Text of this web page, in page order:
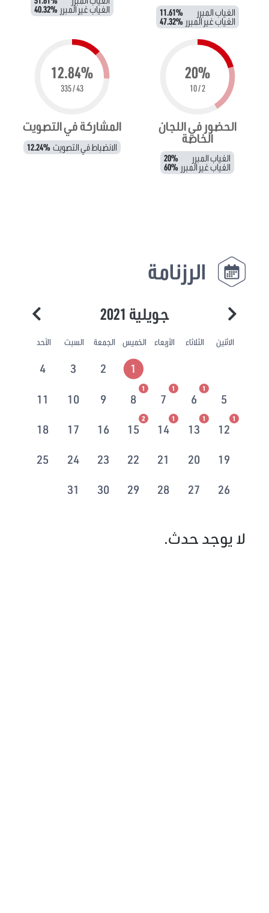
الغياب المبرر 11.61%
الغياب غير المبرر 47.32%
الغياب غير المبرر 40.32%
20%
2 / 10
الحضور في اللجان
الخاصة
الغياب المبرر 20%
الغياب غير المبرر 60%
12.84%
43 / 335
المشاركة في التصويت
الانضباط في التصويت 12.24%
الرزنامة
جويلية 2021
الاثنين الثلاثاء الأربعاء الخميس الجمعة السبت الأحد
1
2
3
4
5
6
1
7
1
8
1
9
10
11
12
1
13
1
14
1
15
2
16
17
18
19
20
21
22
23
24
25
26
27
28
29
30
31
لا يوجد حدث.